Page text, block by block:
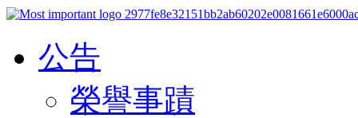
公告
榮譽事蹟